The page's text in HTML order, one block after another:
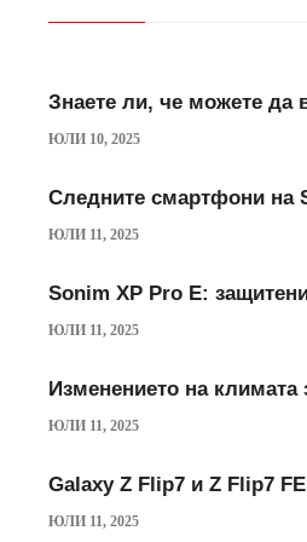
Знаете ли, че можете да
ЮЛИ 10, 2025
Следните смартфони на
ЮЛИ 11, 2025
Sonim XP Pro E:
ЮЛИ 11, 2025
Изменението на климата
ЮЛИ 11, 2025
Galaxy Z Flip7 и Z Flip7 FE
ЮЛИ 11, 2025